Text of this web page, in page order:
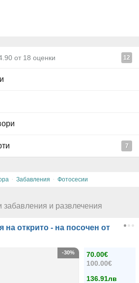
от 18 оценки 12
7
· Забавления · Фотосесии
и развлечения
открито - на посочен от
70.00€
100.00€
136.91лв
-30%